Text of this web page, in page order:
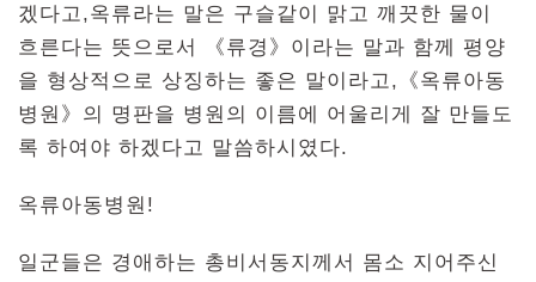
겠다고,옥류라는 말은 구슬같이 맑고 깨끗한 물이
흐른다는 뜻으로서 《류경》이라는 말과 함께 평양
을 형상적으로 상징하는 좋은 말이라고,《옥류아동
병원》의 명판을 병원의 이름에 어울리게 잘 만들도
록 하여야 하겠다고 말씀하시였다.
옥류아동병원!
일군들은 경애하는 총비서동지께서 몸소 지어주신